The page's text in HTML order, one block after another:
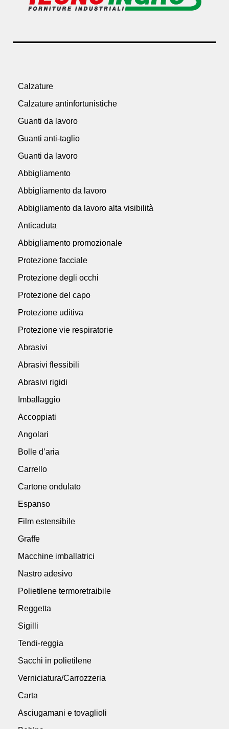
Calzature
Calzature antinfortunistiche
Guanti da lavoro
Guanti anti-taglio
Guanti da lavoro
Abbigliamento
Abbigliamento da lavoro
Abbigliamento da lavoro alta visibilità
Anticaduta
Abbigliamento promozionale
Protezione facciale
Protezione degli occhi
Protezione del capo
Protezione uditiva
Protezione vie respiratorie
Abrasivi
Abrasivi flessibili
Abrasivi rigidi
Imballaggio
Accoppiati
Angolari
Bolle d’aria
Carrello
Cartone ondulato
Espanso
Film estensibile
Graffe
Macchine imballatrici
Nastro adesivo
Polietilene termoretraibile
Reggetta
Sigilli
Tendi-reggia
Sacchi in polietilene
Verniciatura/Carrozzeria
Carta
Asciugamani e tovaglioli